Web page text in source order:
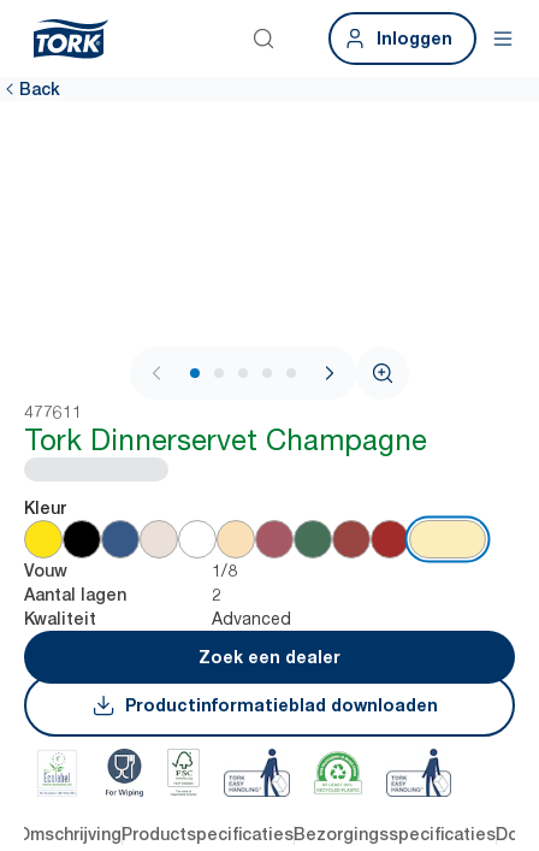
Inloggen
Back
1 / 6
477611
Tork Dinnerservet Champagne
Kleur
Vouw 1/8
Aantal lagen 2
Kwaliteit
Advanced
Zoek een dealer
Productinformatieblad downloaden
OmschrijvingProductspecificatiesBezorgingsspecificaties